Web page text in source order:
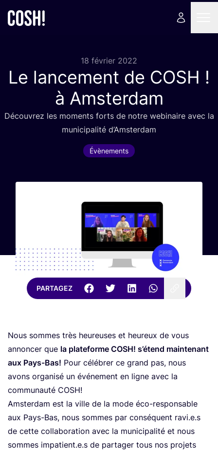
18 février 2022
Le lancement de COSH !
à Amsterdam
Décou­vrez les moments forts de notre webi­naire avec la
muni­ci­pa­li­té d’Amsterdam
Évènements
PARTAGEZ
Nous sommes très heu­reuses et heu­reux de vous
annon­cer que la pla­te­forme COSH! s’é­tend main­te­nant
aux Pays-Bas! Pour célé­brer ce grand pas, nous
avons orga­ni­sé un évé­ne­ment en ligne avec la
com­mu­nau­té COSH!
Amster­dam est la ville de la mode éco-res­pon­sable
aux Pays-Bas, nous sommes par consé­quent ravi.e.s
de cette col­la­bo­ra­tion avec la muni­ci­pa­li­té et nous
sommes impatient.e.s de par­ta­ger tous nos pro­jets